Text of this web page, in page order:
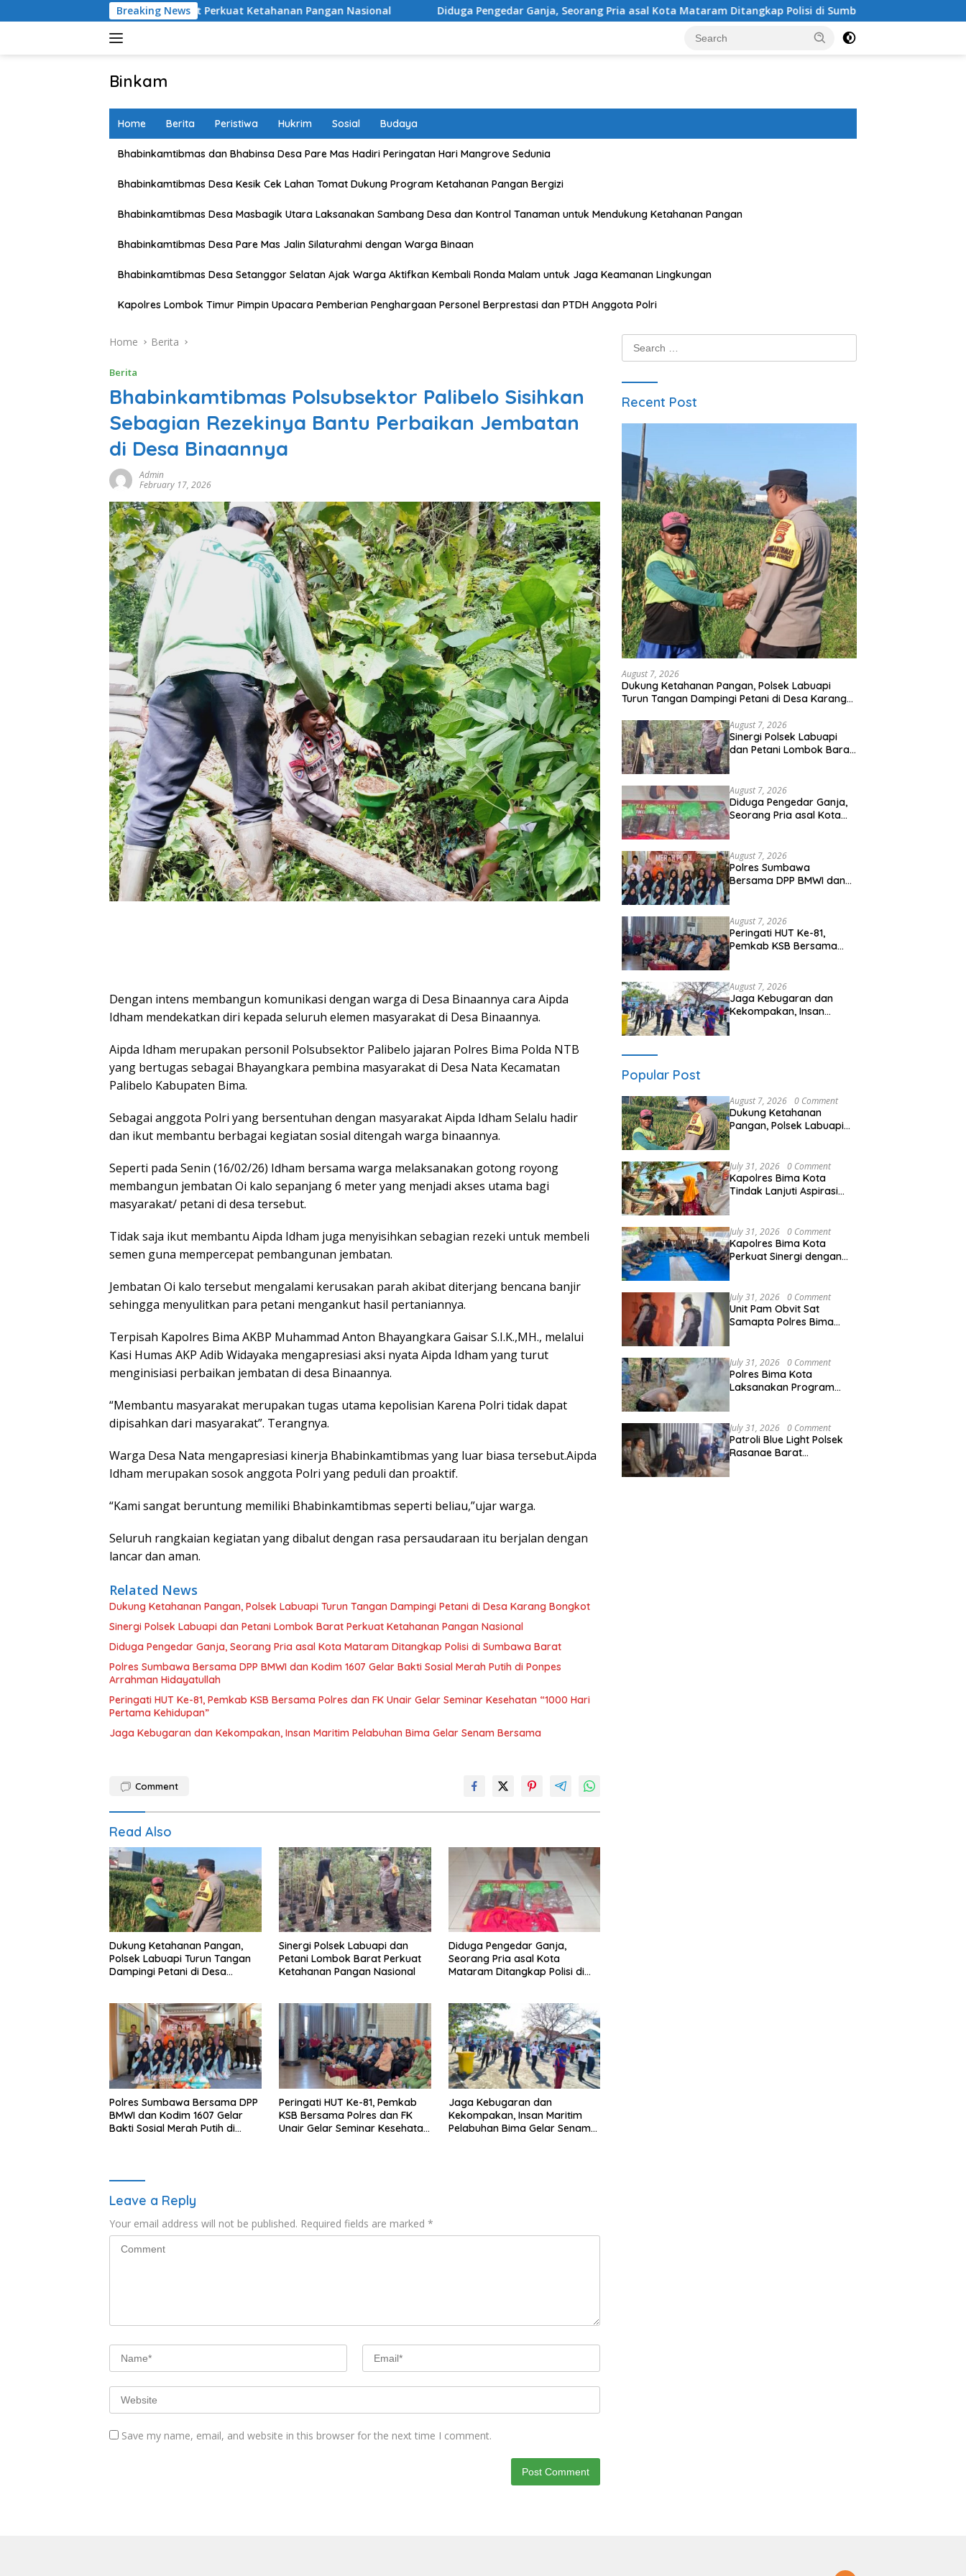
to
Breaking News
Lombok Barat Perkuat Ketahanan Pangan Nasional Diduga Pengedar Ganja, Seorang Pria asal Kota Mataram Ditangkap Polisi di Sumbawa Barat Polres Sumbawa
Binkam
Home Berita Peristiwa Hukrim Sosial Budaya
Bhabinkamtibmas dan Bhabinsa Desa Pare Mas Hadiri Peringatan Hari Mangrove Sedunia
Bhabinkamtibmas Desa Kesik Cek Lahan Tomat Dukung Program Ketahanan Pangan Bergizi
Bhabinkamtibmas Desa Masbagik Utara Laksanakan Sambang Desa dan Kontrol Tanaman untuk Mendukung Ketahanan Pangan
Bhabinkamtibmas Desa Pare Mas Jalin Silaturahmi dengan Warga Binaan
Bhabinkamtibmas Desa Setanggor Selatan Ajak Warga Aktifkan Kembali Ronda Malam untuk Jaga Keamanan Lingkungan
Kapolres Lombok Timur Pimpin Upacara Pemberian Penghargaan Personel Berprestasi dan PTDH Anggota Polri
Home Berita
Berita
Bhabinkamtibmas Polsubsektor Palibelo Sisihkan
Sebagian Rezekinya Bantu Perbaikan Jembatan
di Desa Binaannya
Admin
February 17, 2026
Dengan intens membangun komunikasi dengan warga di Desa Binaannya cara Aipda
Idham mendekatkan diri kepada seluruh elemen masyarakat di Desa Binaannya.
Aipda Idham merupakan personil Polsubsektor Palibelo jajaran Polres Bima Polda NTB
yang bertugas sebagai Bhayangkara pembina masyarakat di Desa Nata Kecamatan
Palibelo Kabupaten Bima.
Sebagai anggota Polri yang bersentuhan dengan masyarakat Aipda Idham Selalu hadir
dan ikut membantu berbagai kegiatan sosial ditengah warga binaannya.
Seperti pada Senin (16/02/26) Idham bersama warga melaksanakan gotong royong
membangun jembatan Oi kalo sepanjang 6 meter yang menjadi akses utama bagi
masyarakat/ petani di desa tersebut.
Tidak saja ikut membantu Aipda Idham juga menyisihkan sebagian rezeki untuk membeli
semen guna mempercepat pembangunan jembatan.
Jembatan Oi kalo tersebut mengalami kerusakan parah akibat diterjang bencana banjir
sehingga menyulitkan para petani mengankut hasil pertaniannya.
Terpisah Kapolres Bima AKBP Muhammad Anton Bhayangkara Gaisar S.I.K.,MH., melalui
Kasi Humas AKP Adib Widayaka mengapresiasi aksi nyata Aipda Idham yang turut
menginisiasi perbaikan jembatan di desa Binaannya.
“Membantu masyarakat merupakan tugas utama kepolisian Karena Polri tidak dapat
dipisahkan dari masyarakat”. Terangnya.
Warga Desa Nata mengapresiasi kinerja Bhabinkamtibmas yang luar biasa tersebut.Aipda
Idham merupakan sosok anggota Polri yang peduli dan proaktif.
“Kami sangat beruntung memiliki Bhabinkamtibmas seperti beliau,”ujar warga.
Seluruh rangkaian kegiatan yang dibalut dengan rasa persaudaraan itu berjalan dengan
lancar dan aman.
Related News
Dukung Ketahanan Pangan, Polsek Labuapi Turun Tangan Dampingi Petani di Desa Karang Bongkot
Sinergi Polsek Labuapi dan Petani Lombok Barat Perkuat Ketahanan Pangan Nasional
Diduga Pengedar Ganja, Seorang Pria asal Kota Mataram Ditangkap Polisi di Sumbawa Barat
Polres Sumbawa Bersama DPP BMWI dan Kodim 1607 Gelar Bakti Sosial Merah Putih di Ponpes
Arrahman Hidayatullah
Peringati HUT Ke-81, Pemkab KSB Bersama Polres dan FK Unair Gelar Seminar Kesehatan “1000 Hari
Pertama Kehidupan”
Jaga Kebugaran dan Kekompakan, Insan Maritim Pelabuhan Bima Gelar Senam Bersama
Comment
Read Also
Dukung Ketahanan Pangan,
Polsek Labuapi Turun Tangan
Dampingi Petani di Desa
Sinergi Polsek Labuapi dan
Petani Lombok Barat Perkuat
Ketahanan Pangan Nasional
Diduga Pengedar Ganja,
Seorang Pria asal Kota
Mataram Ditangkap Polisi di
Polres Sumbawa Bersama DPP
BMWI dan Kodim 1607 Gelar
Bakti Sosial Merah Putih di
Peringati HUT Ke-81, Pemkab
KSB Bersama Polres dan FK
Unair Gelar Seminar Kesehatan
Jaga Kebugaran dan
Kekompakan, Insan Maritim
Pelabuhan Bima Gelar Senam
Leave a Reply
Your email address will not be published. Required fields are marked *
Save my name, email, and website in this browser for the next time I comment.
Search
for:
Recent Post
August 7, 2026
Dukung Ketahanan Pangan, Polsek Labuapi
Turun Tangan Dampingi Petani di Desa Karang
August 7, 2026
Sinergi Polsek Labuapi
dan Petani Lombok Barat
August 7, 2026
Diduga Pengedar Ganja,
Seorang Pria asal Kota
August 7, 2026
Polres Sumbawa
Bersama DPP BMWI dan
Ponpes Arrahman
Hidayatullah
August 7, 2026
Peringati HUT Ke-81,
Pemkab KSB Bersama
Hari Pertama Kehidupan”
August 7, 2026
Jaga Kebugaran dan
Kekompakan, Insan
Popular Post
August 7, 2026 0 Comment
Dukung Ketahanan
Pangan, Polsek Labuapi
Bongkot
July 31, 2026 0 Comment
Kapolres Bima Kota
Tindak Lanjuti Aspirasi
Sarata
July 31, 2026 0 Comment
Kapolres Bima Kota
Perkuat Sinergi dengan
Kemajuan Daerah
July 31, 2026 0 Comment
Unit Pam Obvit Sat
Samapta Polres Bima
Nasional di PLTU Bima
July 31, 2026 0 Comment
Polres Bima Kota
Laksanakan Program
Tempat Pemakaman
Umum di Kelurahan Ule
July 31, 2026 0 Comment
Patroli Blue Light Polsek
Rasanae Barat